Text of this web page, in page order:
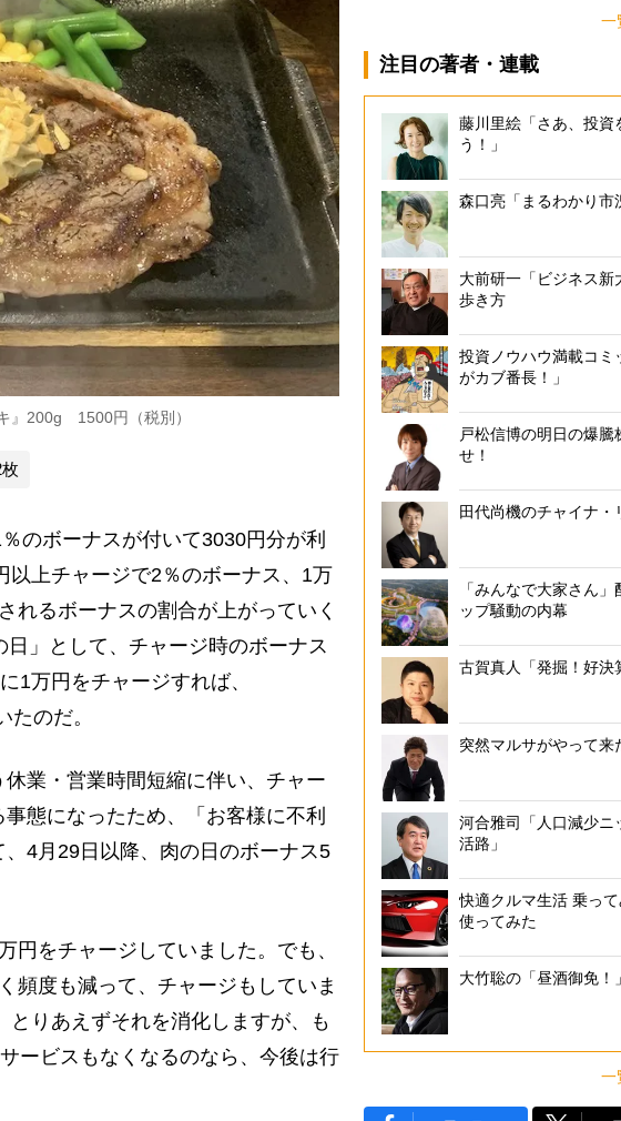
』200g 1500円（税別）
のボーナスが付いて3030円分が利
以上チャージで2％のボーナス、1万
れるボーナスの割合が上がっていく
」として、チャージ時のボーナス
1万円をチャージすれば、
のだ。
業・営業時間短縮に伴い、チャー
態になったため、「お客様に不利
4月29日以降、肉の日のボーナス5
円をチャージしていました。でも、
頻度も減って、チャージもしていま
りあえずそれを消化しますが、も
ービスもなくなるのなら、今後は行
一
注目の著者・連載
藤川里絵「さあ、投資
う！」
森口亮「まるわかり市
大前研一「ビジネス新
歩き方
投資ノウハウ満載コミ
がカブ番長！」
戸松信博の明日の爆騰
せ！
田代尚機のチャイナ・
「みんなで大家さん」
ップ騒動の内幕
古賀真人「発掘！好決
突然マルサがやって来
河合雅司「人口減少ニ
活路」
快適クルマ生活 乗って
使ってみた
大竹聡の「昼酒御免！」
一